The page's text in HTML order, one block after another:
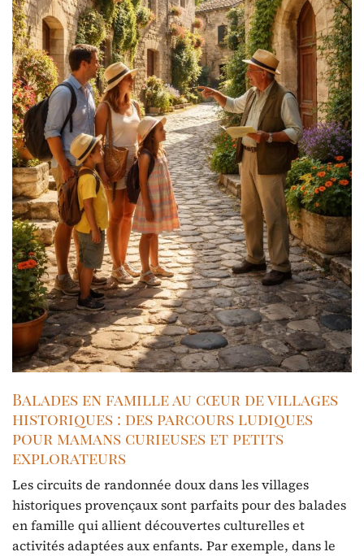
Balades en famille au cœur de villages
historiques : des parcours ludiques
pour mamans curieuses et petits
explorateurs
Les circuits de randonnée doux dans les villages
historiques provençaux sont parfaits pour des balades
en famille qui allient découvertes culturelles et
activités adaptées aux enfants. Par exemple, dans le